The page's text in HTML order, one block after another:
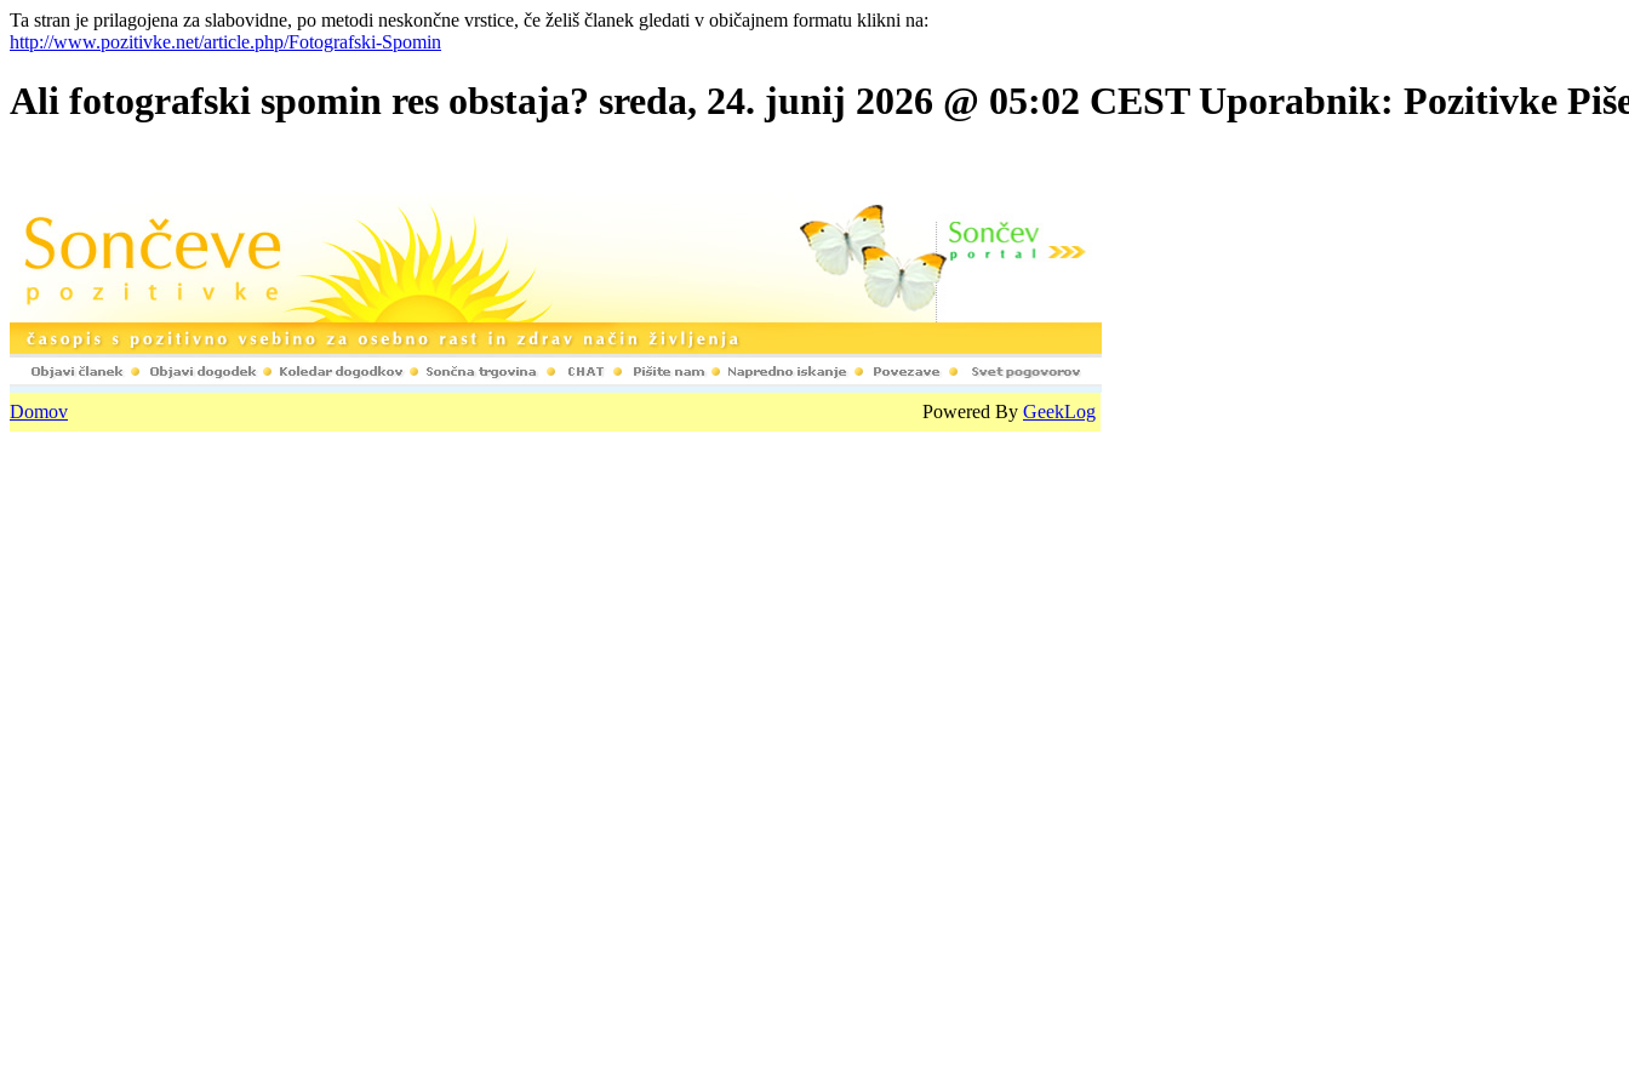
Ta stran je prilagojena za slabovidne, po metodi neskončne vrstice, če želiš članek gledati v običajnem formatu klikni na:
http://www.pozitivke.net/article.php/Fotografski-Spomin
Ali fotografski spomin res obstaja? sreda, 24. junij 2026 @ 05:02 CEST Uporabnik: Pozitivke
Domov Powered By GeekLog